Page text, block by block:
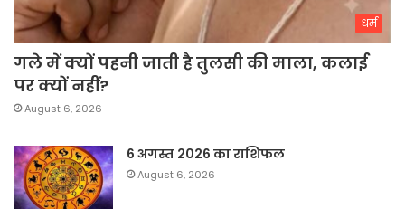
धर्म
गले में क्यों पहनी जाती है तुलसी की माला, कलाई
पर क्यों नहीं?
August 6, 2026
6 अगस्त 2026 का राशिफल
August 6, 2026